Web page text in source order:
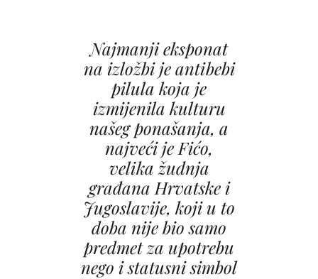
Najmanji eksponat
na izložbi je antibebi
pilula koja je
izmijenila kulturu
našeg ponašanja, a
najveći je Fićo,
velika žudnja
građana Hrvatske i
Jugoslavije, koji u to
doba nije bio samo
predmet za upotrebu
nego i statusni simbol